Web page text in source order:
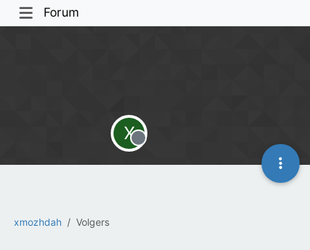
Forum
xmozhdah Volgers
X
Offline